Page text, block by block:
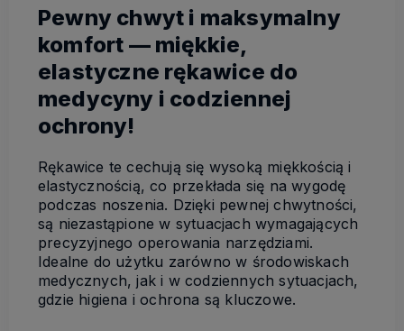
Pewny chwyt i maksymalny
komfort — miękkie,
elastyczne rękawice do
medycyny i codziennej
ochrony!
Rękawice te cechują się wysoką miękkością i
elastycznością, co przekłada się na wygodę
podczas noszenia. Dzięki pewnej chwytności,
są niezastąpione w sytuacjach wymagających
precyzyjnego operowania narzędziami.
Idealne do użytku zarówno w środowiskach
medycznych, jak i w codziennych sytuacjach,
gdzie higiena i ochrona są kluczowe.